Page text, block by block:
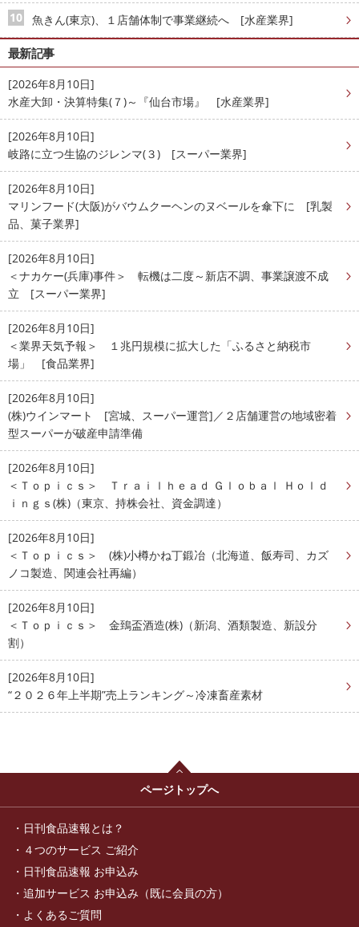
魚きん(東京)、１店舗体制で事業継続へ [水産業界]
最新記事
[2026年8月10日]
水産大卸・決算特集(７)～『仙台市場』 [水産業界]
[2026年8月10日]
岐路に立つ生協のジレンマ(３) [スーパー業界]
[2026年8月10日]
マリンフード(大阪)がバウムクーヘンのヌベールを傘下に [乳製
品、菓子業界]
[2026年8月10日]
＜ナカケー(兵庫)事件＞ 転機は二度～新店不調、事業譲渡不成
立 [スーパー業界]
[2026年8月10日]
＜業界天気予報＞ １兆円規模に拡大した「ふるさと納税市
場」 [食品業界]
[2026年8月10日]
(株)ウインマート [宮城、スーパー運営]／２店舗運営の地域密着
型スーパーが破産申請準備
[2026年8月10日]
＜Ｔｏｐｉｃｓ＞ Ｔｒａｉｌｈｅａｄ Ｇｌｏｂａｌ Ｈｏｌｄ
ｉｎｇｓ(株)（東京、持株会社、資金調達）
[2026年8月10日]
＜Ｔｏｐｉｃｓ＞ (株)小樽かね丁鍛冶（北海道、飯寿司、カズ
ノコ製造、関連会社再編）
[2026年8月10日]
＜Ｔｏｐｉｃｓ＞ 金鵄盃酒造(株)（新潟、酒類製造、新設分
割）
[2026年8月10日]
“２０２６年上半期”売上ランキング～冷凍畜産素材
ページトップへ
日刊食品速報とは？
４つのサービス ご紹介
日刊食品速報 お申込み
追加サービス お申込み（既に会員の方）
よくあるご質問